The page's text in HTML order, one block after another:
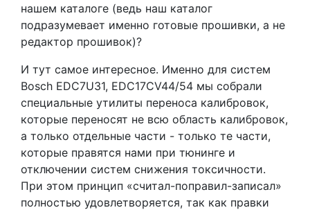
нашем каталоге (ведь наш каталог
подразумевает именно готовые прошивки, а не
редактор прошивок)?
И тут самое интересное. Именно для систем
Bosch EDC7U31, EDC17CV44/54 мы собрали
специальные утилиты переноса калибровок,
которые переносят не всю область калибровок,
а только отдельные части - только те части,
которые правятся нами при тюнинге и
отключении систем снижения токсичности.
При этом принцип «считал-поправил-записал»
полностью удовлетворяется, так как правки